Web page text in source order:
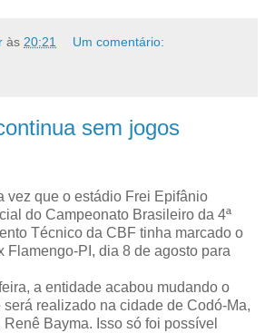
às 20:21 Um comentário:
sem jogos
vez que o estádio Frei Epifânio
do Campeonato Brasileiro da 4ª
Técnico da CBF tinha marcado o
Flamengo-PI, dia 8 de agosto para
a entidade acabou mudando o
será realizado na cidade de Codó-Ma,
Bayma. Isso só foi possível